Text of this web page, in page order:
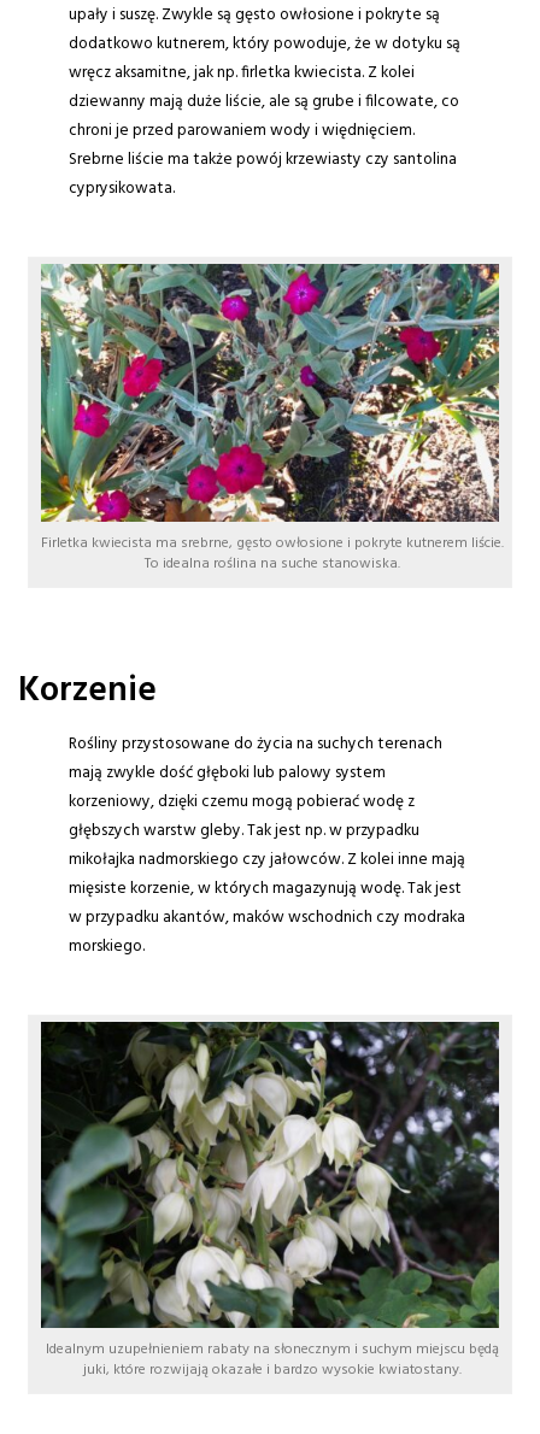
upały i suszę. Zwykle są gęsto owłosione i pokryte są
dodatkowo kutnerem, który powoduje, że w dotyku są
wręcz aksamitne, jak np. firletka kwiecista.Z kolei
dziewanny mają duże liście, ale są grube i filcowate, co
chroni je przed parowaniem wody i więdnięciem.
Srebrne liście ma także powój krzewiasty czy santolina
cyprysikowata.
Firletka kwiecista ma srebrne, gęsto owłosione i pokryte kutnerem liście.
To idealna roślina na suche stanowiska.
Korzenie
Rośliny przystosowane do życia na suchych terenach
mają zwykle dość głęboki lub palowy system
korzeniowy, dzięki czemu mogą pobierać wodę z
głębszych warstw gleby. Tak jest np. w przypadku
mikołajka nadmorskiego czy jałowców. Z kolei inne mają
mięsiste korzenie, w których magazynują wodę. Tak jest
w przypadku akantów, maków wschodnich czy modraka
morskiego.
Idealnym uzupełnieniem rabaty na słonecznym i suchym miejscu będą
juki, które rozwijają okazałe i bardzo wysokie kwiatostany.